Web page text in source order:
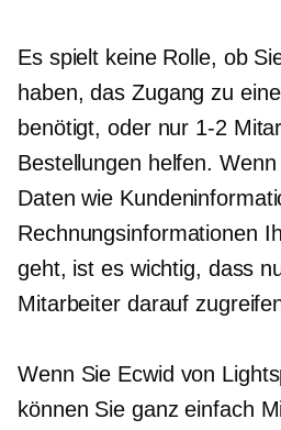
Es spielt keine Rolle, ob
haben, das Zugang zu
benötigt, oder nur 1-2
Bestellungen helfen.
Daten wie
Rechnungsinformationen
geht, ist es wichtig, dass
Mitarbeiter darauf
Wenn Sie Ecwid von
können Sie ganz einfach